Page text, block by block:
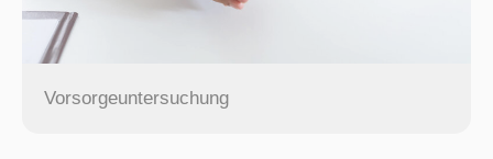
Vorsorgeuntersuchung